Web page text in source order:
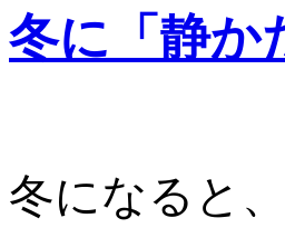
冬に「静か
冬になると